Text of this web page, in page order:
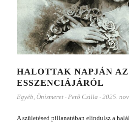
HALOTTAK NAPJÁN
ESSZENCIÁJÁRÓL
Egyéb, Önismeret - Pető Csilla - 2025.
A születésed pillanatában elindulsz a